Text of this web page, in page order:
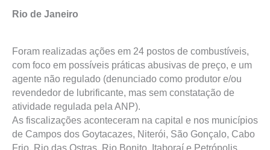
Rio de Janeiro
Foram realizadas ações em 24 postos de combustíveis,
com foco em possíveis práticas abusivas de preço, e um
agente não regulado (denunciado como produtor e/ou
revendedor de lubrificante, mas sem constatação de
atividade regulada pela ANP).
As fiscalizações aconteceram na capital e nos municípios
de Campos dos Goytacazes, Niterói, São Gonçalo, Cabo
Frio, Rio das Ostras, Rio Bonito, Itaboraí e Petrópolis.